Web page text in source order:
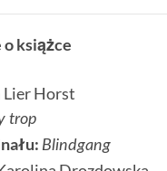
książce
Lier Horst
trop
Blindgang